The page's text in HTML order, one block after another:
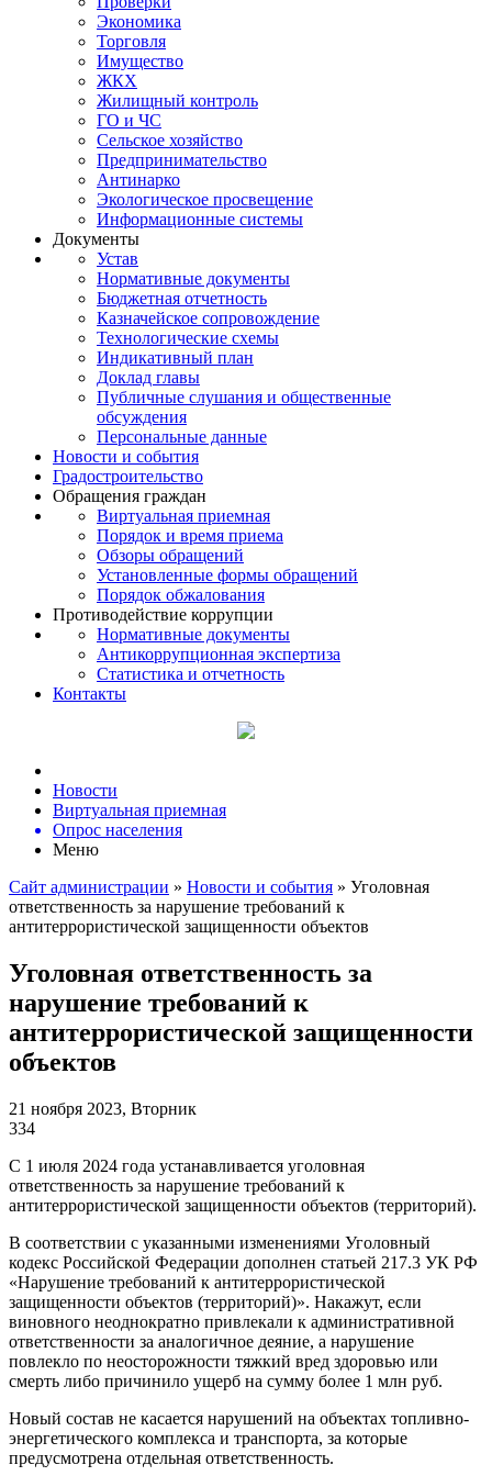
Экономика
Торговля
Имущество
ЖКХ
Жилищный контроль
ГО и ЧС
Сельское хозяйство
Предпринимательство
Антинарко
Экологическое просвещение
Информационные системы
Документы
Устав
Нормативные документы
Бюджетная отчетность
Казначейское сопровождение
Технологические схемы
Индикативный план
Доклад главы
Публичные слушания и общественные
обсуждения
Персональные данные
Новости и события
Градостроительство
Обращения граждан
Виртуальная приемная
Порядок и время приема
Обзоры обращений
Установленные формы обращений
Порядок обжалования
Противодействие коррупции
Нормативные документы
Антикоррупционная экспертиза
Статистика и отчетность
Контакты
Новости
Виртуальная приемная
Опрос населения
Меню
Сайт администрации » Новости и события » Уголовная
ответственность за нарушение требований к
антитеррористической защищенности объектов
Уголовная ответственность за
нарушение требований к
антитеррористической защищенности
объектов
21 ноября 2023, Вторник
334
С 1 июля 2024 года устанавливается уголовная
ответственность за нарушение требований к
антитеррористической защищенности объектов (территорий).
В соответствии с указанными изменениями Уголовный
кодекс Российской Федерации дополнен статьей 217.3 УК РФ
«Нарушение требований к антитеррористической
защищенности объектов (территорий)». Накажут, если
виновного неоднократно привлекали к административной
ответственности за аналогичное деяние, а нарушение
повлекло по неосторожности тяжкий вред здоровью или
смерть либо причинило ущерб на сумму более 1 млн руб.
Новый состав не касается нарушений на объектах топливно-
энергетического комплекса и транспорта, за которые
предусмотрена отдельная ответственность.